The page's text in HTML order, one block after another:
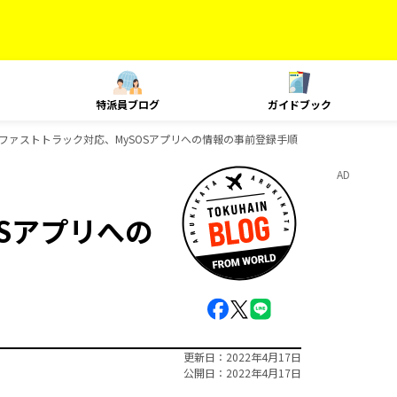
特派員ブログ ガイドブック
ァストトラック対応、MySOSアプリへの情報の事前登録手順
プリへの
更新日
2022年4月17日
公開日
2022年4月17日
AD